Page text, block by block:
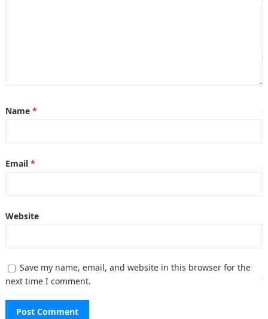
Name *
Email *
Website
Save my name, email, and website in this browser for the
next time I comment.